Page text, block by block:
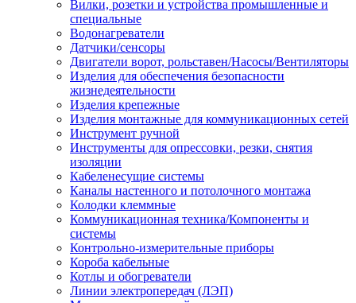
Вилки, розетки и устройства промышленные и
специальные
Водонагреватели
Датчики/сенсоры
Двигатели ворот, рольставен/Насосы/Вентиляторы
Изделия для обеспечения безопасности
жизнедеятельности
Изделия крепежные
Изделия монтажные для коммуникационных сетей
Инструмент ручной
Инструменты для опрессовки, резки, снятия
изоляции
Кабеленесущие системы
Каналы настенного и потолочного монтажа
Колодки клеммные
Коммуникационная техника/Компоненты и
системы
Контрольно-измерительные приборы
Короба кабельные
Котлы и обогреватели
Линии электропередач (ЛЭП)